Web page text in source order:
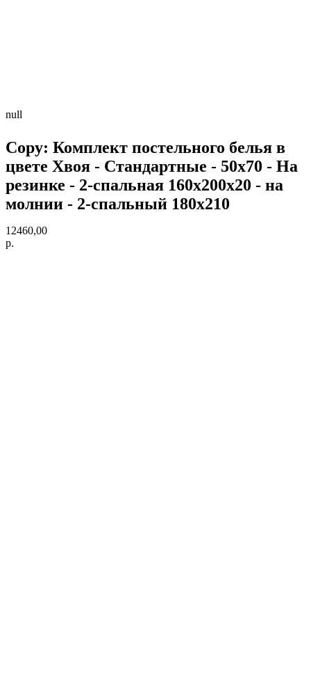
null
Copy: Комплект постельного белья в
цвете Хвоя - Стандартные - 50х70 - На
резинке - 2-спальная 160х200х20 - на
молнии - 2-спальный 180х210
12460,00
р.